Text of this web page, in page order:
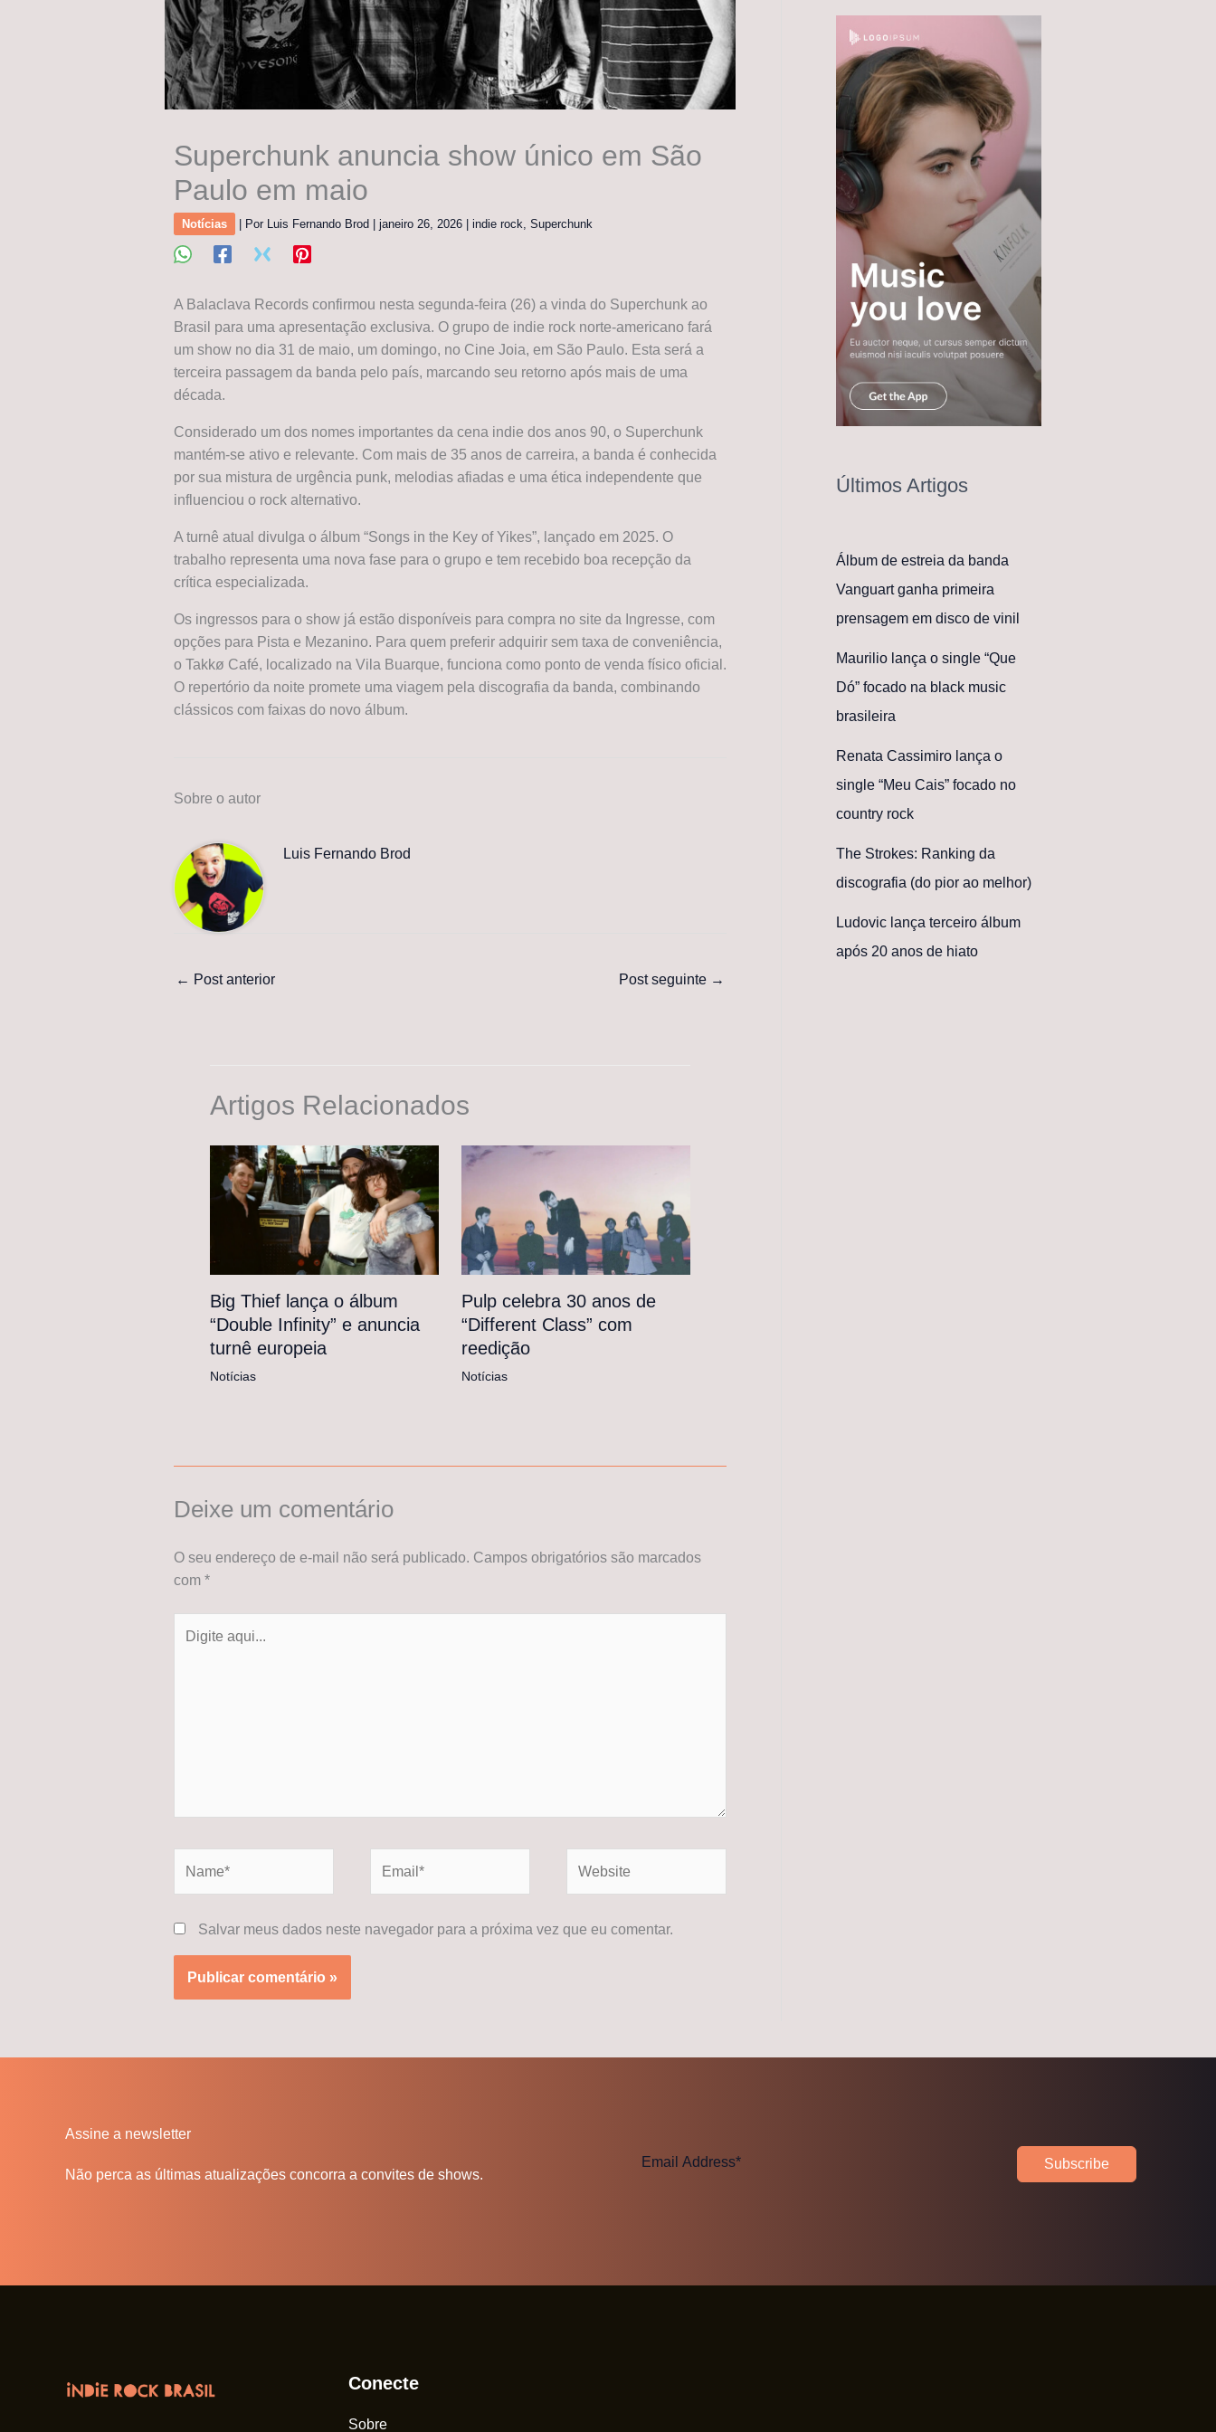
Superchunk anuncia show único em São
Paulo em maio
Notícias | Por Luis Fernando Brod janeiro 26, 2026 indie rock Superchunk
A Balaclava Records confirmou nesta segunda-feira (26) a vinda do Superchunk ao
Brasil para uma apresentação exclusiva. O grupo de indie rock norte-americano fará
um show no dia 31 de maio, um domingo, no Cine Joia, em São Paulo. Esta será a
terceira passagem da banda pelo país, marcando seu retorno após mais de uma
década.
Considerado um dos nomes importantes da cena indie dos anos 90, o Superchunk
mantém-se ativo e relevante. Com mais de 35 anos de carreira, a banda é conhecida
por sua mistura de urgência punk, melodias afiadas e uma ética independente que
influenciou o rock alternativo.
A turnê atual divulga o álbum “Songs in the Key of Yikes”, lançado em 2025. O
trabalho representa uma nova fase para o grupo e tem recebido boa recepção da
crítica especializada.
Os ingressos para o show já estão disponíveis para compra no site da Ingresse, com
opções para Pista e Mezanino. Para quem preferir adquirir sem taxa de conveniência,
o Takkø Café, localizado na Vila Buarque, funciona como ponto de venda físico oficial.
O repertório da noite promete uma viagem pela discografia da banda, combinando
clássicos com faixas do novo álbum.
Sobre o autor
Luis Fernando Brod
← Post anterior Post seguinte →
Artigos Relacionados
Big Thief lança o álbum
“Double Infinity” e anuncia
turnê europeia
Notícias
Pulp celebra 30 anos de
“Different Class” com
reedição
Notícias
Deixe um comentário
O seu endereço de e-mail não será publicado. Campos obrigatórios são marcados
com *
aqui...
Salvar meus dados neste navegador para a próxima vez que eu comentar.
Últimos Artigos
Álbum de estreia da banda
Vanguart ganha primeira
prensagem em disco de vinil
Maurilio lança o single “Que
Dó” focado na black music
brasileira
Renata Cassimiro lança o
single “Meu Cais” focado no
country rock
The Strokes: Ranking da
discografia (do pior ao melhor)
Ludovic lança terceiro álbum
após 20 anos de hiato
Assine a newsletter
Não perca as últimas atualizações concorra a convites de shows.
Subscribe
Conecte
Sobre